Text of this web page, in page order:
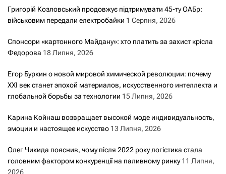
Григорій Козловський продовжує підтримувати 45-ту ОАБр:
військовим передали електробайки 1 Серпня, 2026
Спонсори «картонного Майдану»: хто платить за захист крісла
Федорова 18 Липня, 2026
Егор Буркин о новой мировой химической революции: почему
XXI век станет эпохой материалов, искусственного интеллекта и
глобальной борьбы за технологии 15 Липня, 2026
Карина Койнаш возвращает высокой моде индивидуальность,
эмоции и настоящее искусство 13 Липня, 2026
Олег Чикида пояснив, чому після 2022 року логістика стала
головним фактором конкуренції на паливному ринку 11 Липня,
2026